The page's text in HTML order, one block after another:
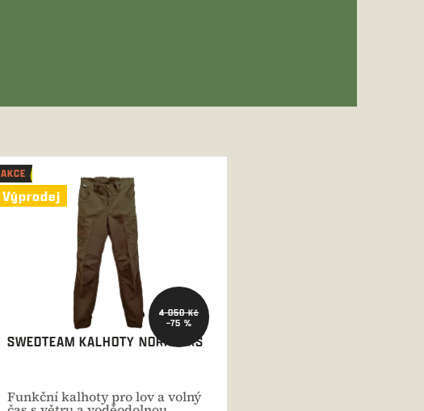
AKCE
Výprodej
4 050 Kč
–75 %
SWEDTEAM KALHOTY NORRFORS
Funkční kalhoty pro lov a volný